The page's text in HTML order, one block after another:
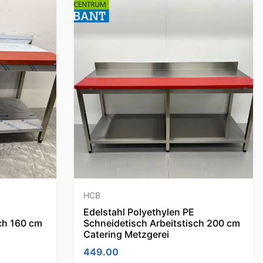
160 cm
HCB
Edelstahl Polyethylen PE
Schneidetisch Arbeitstisch 200 cm
Catering Metzgerei
449.00